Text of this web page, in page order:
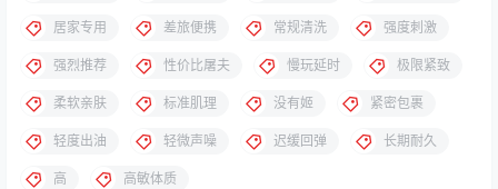
居家专用 差旅便携 常规清洗 强度刺激
强烈推荐 性价比屠夫 慢玩延时 极限紧致
柔软亲肤 标准肌理 没有姬 紧密包裹
轻度出油 轻微声噪 迟缓回弹 长期耐久
高 高敏体质